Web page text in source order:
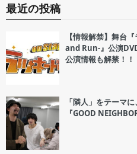
最近の投稿
【情報解禁】舞台
and Run-』公演
公演情報も解禁！！
「隣人」をテーマ
『GOOD